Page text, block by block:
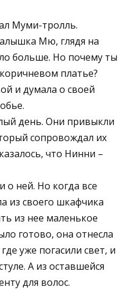
Муми-тролль.
Мю, глядя на
больше. Но почему ты
платье?
и думала о своей
день. Они привыкли
сопровождал их
что Нинни –
о ней. Но когда все
из своего шкафчика
из нее маленькое
готово, она отнесла
уже погасили свет, и
А из оставшейся
для волос.